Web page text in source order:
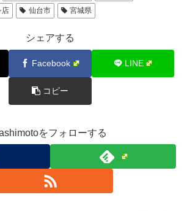
店
仙台市 宮城県
シェアする
Facebook LINE
コピー
をフォローする